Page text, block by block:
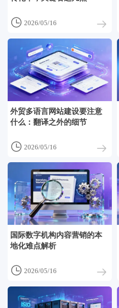
 2026/05/16
外贸多语言网站建设要注意
什么：翻译之外的细节
 2026/05/16
国际数字机构内容营销的本
地化难点解析
 2026/05/16